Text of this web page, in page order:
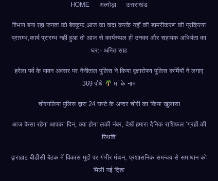
HOME अल्मोड़ा उत्तराखंड
विभाग बना रहा जनता को बेवकूफ,आज का वादा करके नहीं की डामरीकरण की प्रक्रिया
प्रारम्भ,कार्य प्रारम्भ नहीं हुआ तो आज से कार्यस्थल ही उनका और सहायक अभियंता का
घर:- अमित साह
हरेला पर्व के पावन अवसर पर नैनीताल पुलिस ने किया वृक्षारोपण पुलिस कर्मियों ने लगाए
369 पौधे
मां के नाम
चोरगलिया पुलिस द्वारा 24 घण्टे के अन्दर चोरी का किया खुलासा
आज कैसा रहेगा आपका दिन, क्या होगा लकी नंबर, देखें हमारा दैनिक राशिफल ‘ग्रहों की
स्थिति’
द्वाराहाट बीडीसी बैठक में विकास मुद्दों पर गंभीर मंथन, प्रशासनिक समन्वय से समाधान को
मिली नई दिशा